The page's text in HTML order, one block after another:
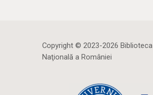
Copyright © 2023-2026 Biblioteca
Naţională a României